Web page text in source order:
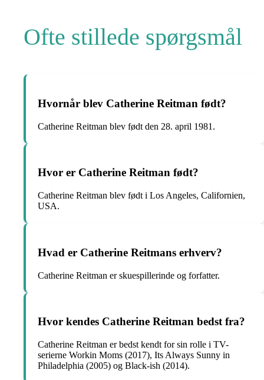
Ofte stillede spørgsmål
Hvornår blev Catherine Reitman født?
Catherine Reitman blev født den 28. april 1981.
Hvor er Catherine Reitman født?
Catherine Reitman blev født i Los Angeles, Californien,
USA.
Hvad er Catherine Reitmans erhverv?
Catherine Reitman er skuespillerinde og forfatter.
Hvor kendes Catherine Reitman bedst fra?
Catherine Reitman er bedst kendt for sin rolle i TV-
serierne Workin Moms (2017), Its Always Sunny in
Philadelphia (2005) og Black-ish (2014).